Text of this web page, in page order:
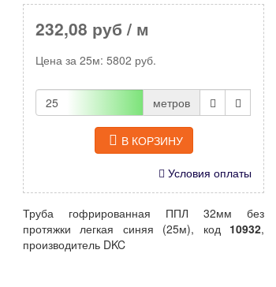
232,08 руб / м
Цена за 25м: 5802 руб.
метров
В КОРЗИНУ
Условия оплаты
Труба гофрированная ППЛ 32мм без
протяжки легкая синяя (25м), код 10932,
производитель DKC